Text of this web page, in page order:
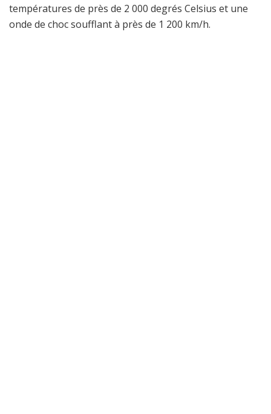
températures de près de 2 000 degrés Celsius et une
onde de choc soufflant à près de 1 200 km/h.